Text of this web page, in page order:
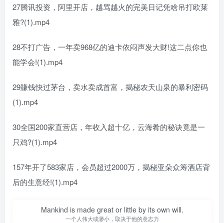
27腾讯投资，阿里开店，越骂越火的完美日记凭啥吊打欧莱
雅?(1).mp4
28不打广告，一年卖968亿的迪卡依闷声发大财!这二点你也
能学会!(1).mp4
29賺钱快过茅台，卖水卖成首富，揭秘农天山泉的暴利密码
(1).mp4
30全国200家直营店，年收入超十亿，云海肴的秘诀竟是一
只鸡?(1).mp4
157年开了583家店，会员超过2000万，揭秘亚朵众筹酒店背
后的生意经!(1).mp4
Mankind is made great or little by its own will.
一个人伟大或渺小，取决于他的意志力